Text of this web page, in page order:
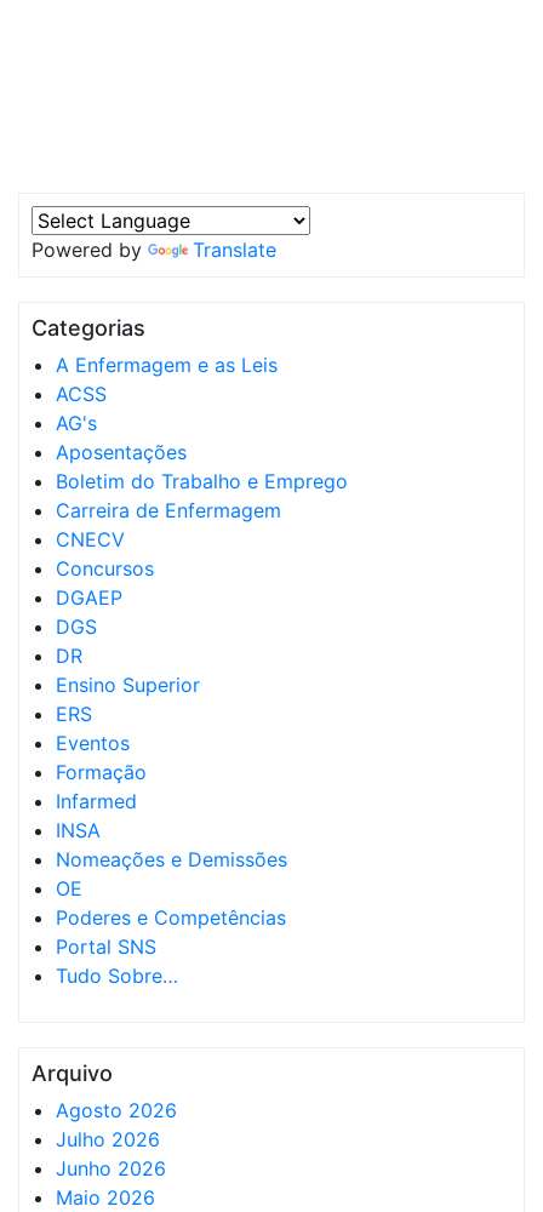
Powered by Translate
Categorias
A Enfermagem e as Leis
ACSS
AG's
Aposentações
Boletim do Trabalho e Emprego
Carreira de Enfermagem
CNECV
Concursos
DGAEP
DGS
DR
Ensino Superior
ERS
Eventos
Formação
Infarmed
INSA
Nomeações e Demissões
OE
Poderes e Competências
Portal SNS
Tudo Sobre…
Arquivo
Agosto 2026
Julho 2026
Junho 2026
Maio 2026